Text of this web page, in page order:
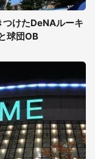
けたDeNAルーキ
球団OB